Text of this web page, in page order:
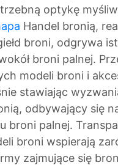
optykę
Handel bronią,
broni, odgrywa
broni palnej.
modeli broni i
stawiając
odbywający się
broni palnej.
broni wspierają
zajmujące się